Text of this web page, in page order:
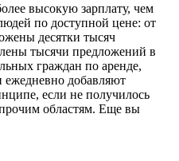
высокую зарплату, чем
по доступной цене: от
десятки тысяч
тысячи предложений в
граждан по аренде,
ежедневно добавляют
если не получилось
областям. Еще вы